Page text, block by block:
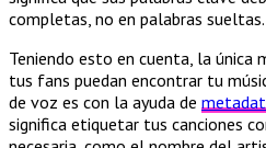
completas, no en palabras sueltas.
Teniendo esto en cuenta, la única
tus fans puedan encontrar tu
de voz es con la ayuda de
significa etiquetar tus canciones